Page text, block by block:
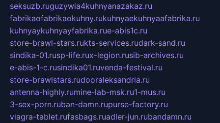
seksuzb.ruguzywia4kuhnyanazakaz.ru
fabrikaofabrikaokuhny.rukuhnyaekuhnyaafabrika.ru
kuhnyaykuhnyayfabrika.rue-abis1c.ru
store-brawl-stars.rukts-services.rudark-sand.ru
sindika-01.rusp-life.rux-legion.rusib-archives.ru
e-abis-1-c.rusindika01.ruvenda-festival.ru
store-brawlstars.rudooraleksandria.ru
antenna-highly.rumine-lab-msk.ru1-mus.ru
3-sex-porn.ruban-damn.rupurse-factory.ru
viagra-tablet.rufasbags.ruadler-jun.rubandamn.ru